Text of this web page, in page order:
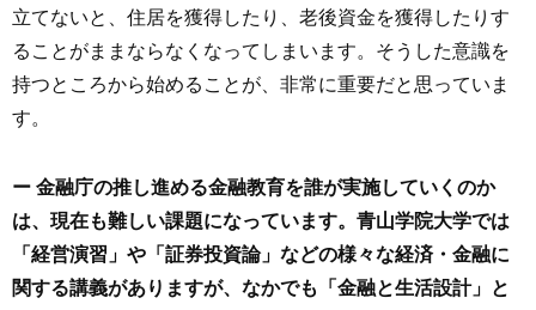
立てないと、住居を獲得したり、老後資金を獲得したりす
ることがままならなくなってしまいます。そうした意識を
持つところから始めることが、非常に重要だと思っていま
す。
ー 金融庁の推し進める金融教育を誰が実施していくのか
は、現在も難しい課題になっています。青山学院大学では
「経営演習」や「証券投資論」などの様々な経済・金融に
関する講義がありますが、なかでも「金融と生活設計」と